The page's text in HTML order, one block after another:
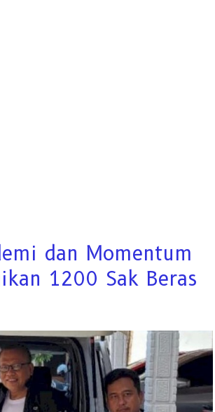
dan Momentum
1200 Sak Beras